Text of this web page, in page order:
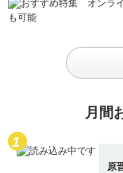
月間
原